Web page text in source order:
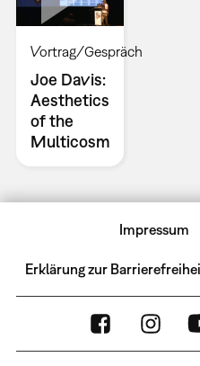
Vortrag/Gespräch
Joe Davis:
Aesthetics
of the
Multicosm
Impressum
Erklärung zur